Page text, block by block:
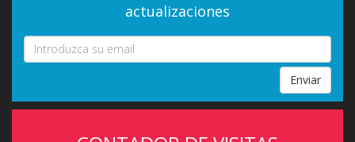
actualizaciones
Enviar